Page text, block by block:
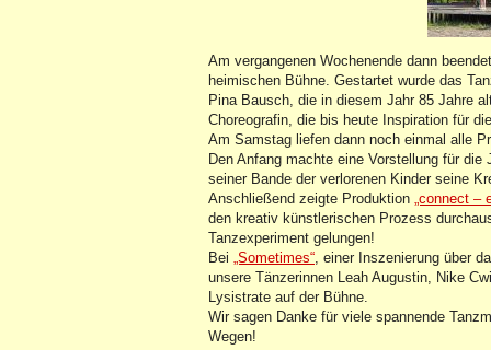
Am vergangenen Wochenende dann
heimischen Bühne. Gestartet wurde das
Pina Bausch, die in diesem Jahr 85 Jahre
Choreografin, die bis heute Inspiration für
Am Samstag liefen dann noch einmal alle
Den Anfang machte eine Vorstellung für
seiner Bande der verlorenen Kinder seine
Anschließend zeigte Produktion „connect –
den kreativ künstlerischen Prozess
Tanzexperiment gelungen!
Bei „Sometimes“ , einer Inszenierung über
unsere Tänzerinnen Leah Augustin, Nike
Lysistrate auf der Bühne.
Wir sagen Danke für viele spannende
Wegen!